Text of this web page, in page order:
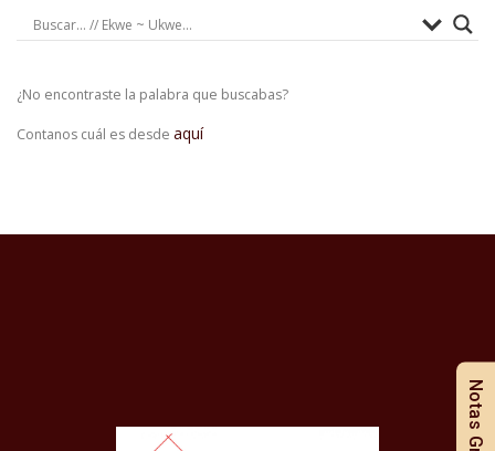
¿No encontraste la palabra que buscabas?
Contanos cuál es desde aquí